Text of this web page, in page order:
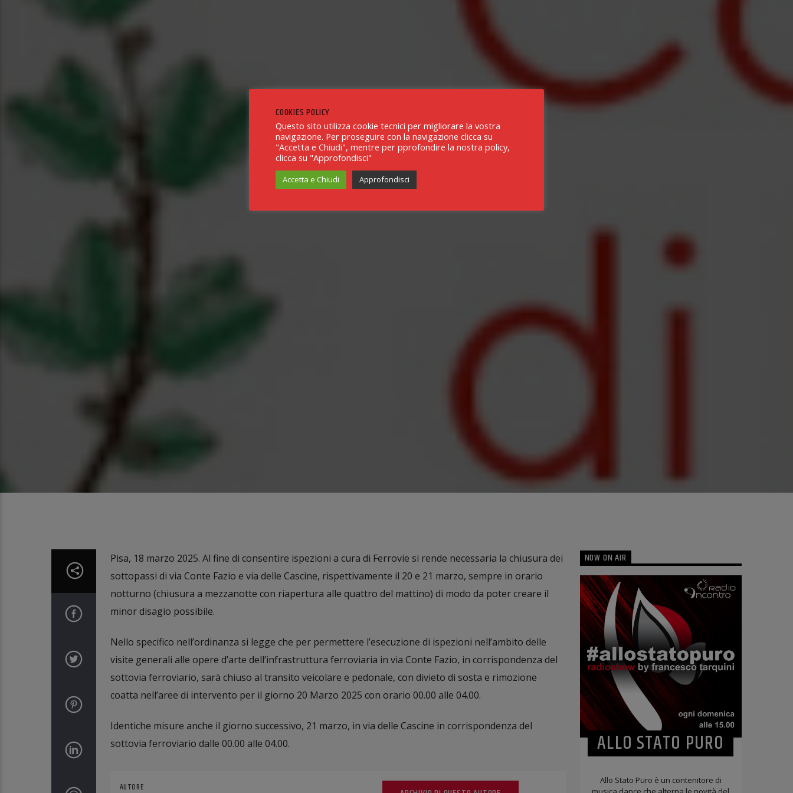
Pisa, 18 marzo 2025. Al fine di consentire ispezioni a cura di Ferrovie si rende necessaria la chiusura dei
sottopassi di via Conte Fazio e via delle Cascine, rispettivamente il 20 e 21 marzo, sempre in orario
notturno (chiusura a mezzanotte con riapertura alle quattro del mattino) di modo da poter creare il
minor disagio possibile.
Nello specifico nell’ordinanza si legge che per permettere l’esecuzione di ispezioni nell’ambito delle
visite generali alle opere d’arte dell’infrastruttura ferroviaria in via Conte Fazio, in corrispondenza del
sottovia ferroviario, sarà chiuso al transito veicolare e pedonale, con divieto di sosta e rimozione
coatta nell’aree di intervento per il giorno 20 Marzo 2025 con orario 00.00 alle 04.00.
Identiche misure anche il giorno successivo, 21 marzo, in via delle Cascine in corrispondenza del
sottovia ferroviario dalle 00.00 alle 04.00.
AUTORE
NOW ON AIR
ALLO STATO PURO
Allo Stato Puro è un contenitore di
COOKIES POLICY
Questo sito utilizza cookie tecnici per migliorare la vostra
navigazione. Per proseguire con la navigazione clicca su
"Accetta e Chiudi", mentre per pprofondire la nostra policy,
clicca su "Approfondisci"
Accetta e Chiudi Approfondisci